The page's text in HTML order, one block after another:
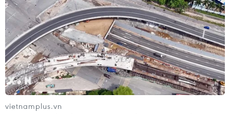
Xem thêm
CƠ QUAN CHỦ QUẢN: THÔNG TẤN XÃ VIỆT NAM
Tổng Biên tập: TRẦN TIẾN DUẨN
vietnamplus.vn